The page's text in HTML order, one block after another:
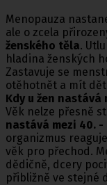
Menopauza
ale o zcela
ženského těla.
hladina ženských
Zastavuje se
otěhotnět a mít
Kdy u žen nastává
Věk nelze přesně
nastává mezi 40.
organizmus
věk pro přechod.
dědičně, dcery
přibližně ve stejné